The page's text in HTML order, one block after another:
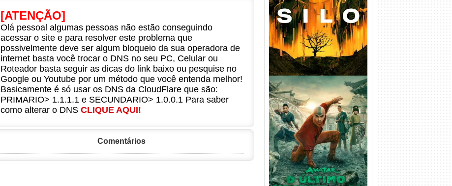
[ATENÇÃO]
Olá pessoal algumas pessoas não estão conseguindo
acessar o site e para resolver este problema que
possivelmente deve ser algum bloqueio da sua operadora de
internet basta você trocar o DNS no seu PC, Celular ou
Roteador basta seguir as dicas do link baixo ou pesquise no
Google ou Youtube por um método que você entenda melhor!
Basicamente é só usar os DNS da CloudFlare que são:
PRIMARIO> 1.1.1.1 e SECUNDARIO> 1.0.0.1 Para saber
como alterar o DNS CLIQUE AQUI!
Comentários
(2023) WEB-DL
720p/1080p/4K Dual Áudio
Avatar: O Último Mestre do
Ar 2ª Temporada Torrent
(2026) WEB-DL 1080p Dual
Áudio